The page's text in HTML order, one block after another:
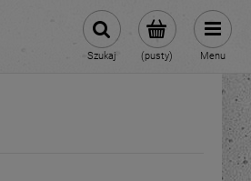
(pusty)
Szukaj Menu